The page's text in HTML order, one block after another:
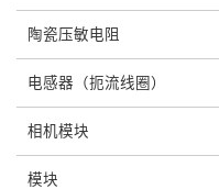
陶瓷压敏电阻
电感器（扼流线圈）
相机模块
模块